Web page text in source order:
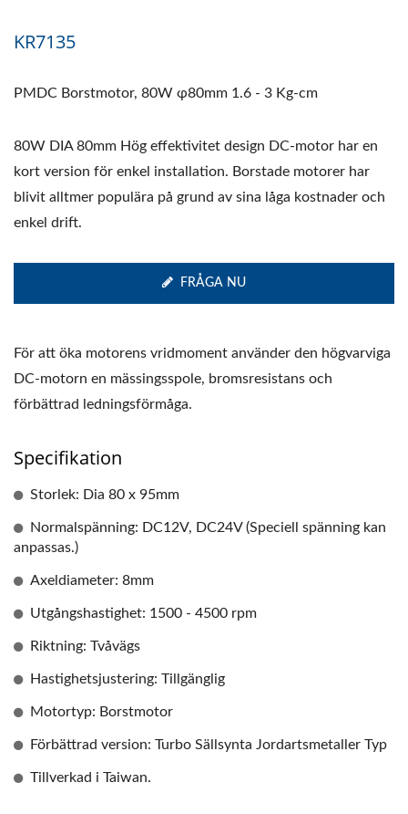
KR7135
PMDC Borstmotor, 80W φ80mm 1.6 - 3 Kg-cm
80W DIA 80mm Hög effektivitet design DC-motor har en
kort version för enkel installation. Borstade motorer har
blivit alltmer populära på grund av sina låga kostnader och
enkel drift.
FRÅGA NU
För att öka motorens vridmoment använder den högvarviga
DC-motorn en mässingsspole, bromsresistans och
förbättrad ledningsförmåga.
Specifikation
Storlek: Dia 80 x 95mm
Normalspänning: DC12V, DC24V (Speciell spänning kan
anpassas.)
Axeldiameter: 8mm
Utgångshastighet: 1500 - 4500 rpm
Riktning: Tvåvägs
Hastighetsjustering: Tillgänglig
Motortyp: Borstmotor
Förbättrad version: Turbo Sällsynta Jordartsmetaller Typ
Tillverkad i Taiwan.